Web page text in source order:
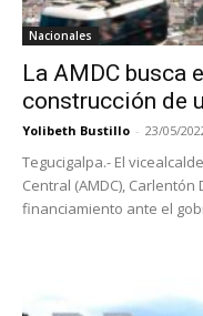
Nacionales
La AMDC busca
construcción de
Yolibeth Bustillo - 23/05/
Tegucigalpa.- El
Central (AMDC),
financiamiento ante el